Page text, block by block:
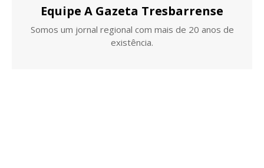
Equipe A Gazeta Tresbarrense
Somos um jornal regional com mais de 20 anos de
existência.